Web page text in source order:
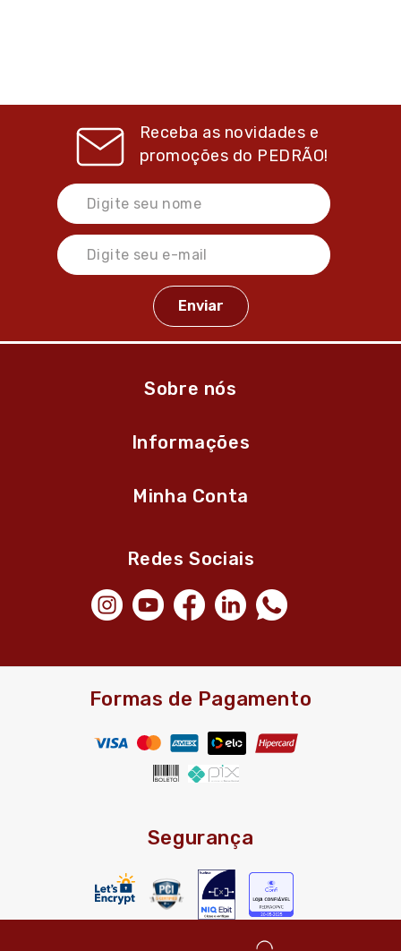
Receba as novidades e
promoções do PEDRÃO!
Sobre nós
Informações
Minha Conta
Redes Sociais
Formas de Pagamento
Segurança